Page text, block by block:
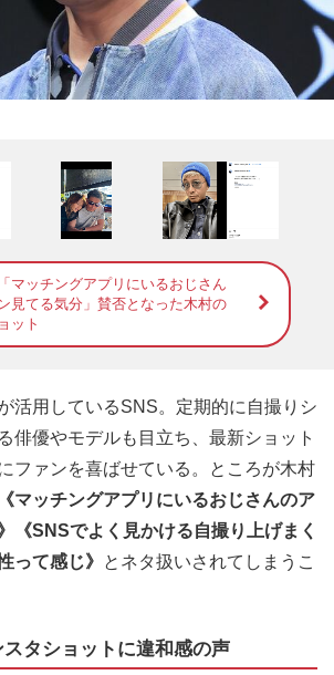
マッチングアプリにいるおじさん
見てる気分」賛否となった木村の
ット
活用しているSNS。定期的に自撮りシ
俳優やモデルも目立ち、最新ショット
ファンを喜ばせている。ところが木村
《マッチングアプリにいるおじさんのア
《SNSでよく見かける自撮り上げまく
って感じ》 とネタ扱いされてしまうこ
タショットに違和感の声